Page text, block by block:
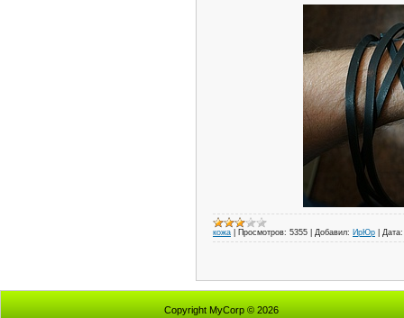
кожа Просмотров: 5355 Добавил: ИрЮр Дата:
Copyright MyCorp © 2026